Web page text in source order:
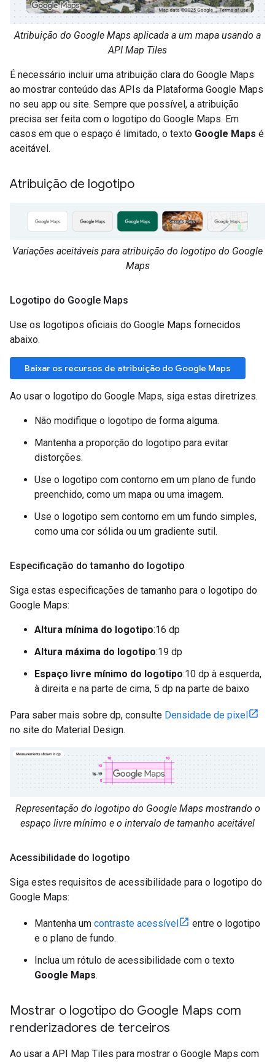
Atribuição do Google Maps aplicada a um mapa usando a
API Map Tiles
É necessário incluir uma atribuição clara do Google Maps
ao mostrar conteúdo das APIs da Plataforma Google Maps
no seu app ou site. Sempre que possível, a atribuição
precisa ser feita com o logotipo do Google Maps. Em
casos em que o espaço é limitado, o texto Google Maps é
aceitável.
Atribuição de logotipo
Variações aceitáveis para atribuição do logotipo do Google
Maps
Logotipo do Google Maps
Use os logotipos oficiais do Google Maps fornecidos
abaixo.
Baixar os recursos de atribuição do Google Maps
Ao usar o logotipo do Google Maps, siga estas diretrizes.
Não modifique o logotipo de forma alguma.
Mantenha a proporção do logotipo para evitar
distorções.
Use o logotipo com contorno em um plano de fundo
preenchido, como um mapa ou uma imagem.
Use o logotipo sem contorno em um fundo simples,
como uma cor sólida ou um gradiente sutil.
Especificação do tamanho do logotipo
Siga estas especificações de tamanho para o logotipo do
Google Maps:
Altura mínima do logotipo:16 dp
Altura máxima do logotipo:19 dp
Espaço livre mínimo do logotipo:10 dp à esquerda,
à direita e na parte de cima, 5 dp na parte de baixo
Para saber mais sobre dp, consulte Densidade de pixel
no site do Material Design.
Representação do logotipo do Google Maps mostrando o
espaço livre mínimo e o intervalo de tamanho aceitável
Acessibilidade do logotipo
Siga estes requisitos de acessibilidade para o logotipo do
Google Maps:
Mantenha um contraste acessível
entre o logotipo
e o plano de fundo.
Inclua um rótulo de acessibilidade com o texto
Google Maps.
Mostrar o logotipo do Google Maps com
renderizadores de terceiros
Ao usar a API Map Tiles para mostrar o Google Maps com